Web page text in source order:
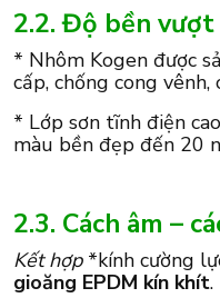
2.2. Độ bền
* Nhôm Kogen được
cấp, chống cong vênh,
* Lớp sơn tĩnh điện
màu bền đẹp đến 20
2.3. Cách âm –
Kết hợp *kính cường
gioăng EPDM kín khít.